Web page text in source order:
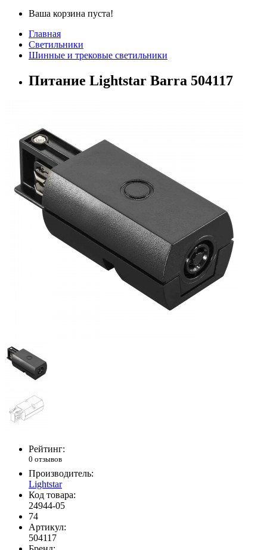
Ваша корзина пуста!
Главная
Светильники
Шинные и трековые светильники
Питание Lightstar Barra 504117
Рейтинг:
0 отзывов
Производитель:
Lightstar
Код товара:
24944-05
74
Артикул:
504117